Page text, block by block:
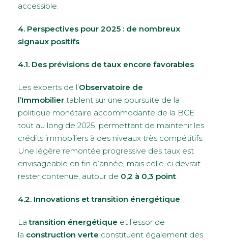
accessible.
4. Perspectives pour 2025 : de nombreux
signaux positifs
4.1. Des prévisions de taux encore favorables
Les experts de l’Observatoire de
l’Immobilier tablent sur une poursuite de la
politique monétaire accommodante de la BCE
tout au long de 2025, permettant de maintenir les
crédits immobiliers à des niveaux très compétitifs.
Une légère remontée progressive des taux est
envisageable en fin d’année, mais celle-ci devrait
rester contenue, autour de 0,2 à 0,3 point
4.2. Innovations et transition énergétique
Latransition énergétique et l’essor de
la construction verte constituent également des